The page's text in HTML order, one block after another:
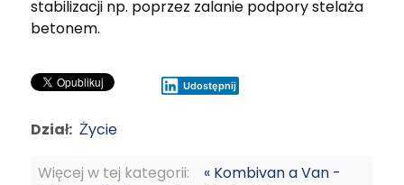
stabilizacji np. poprzez zalanie podpory stelaża
betonem.
Udostępnij
Dział: Życie
Więcej w tej kategorii:
« Kombivan a Van -